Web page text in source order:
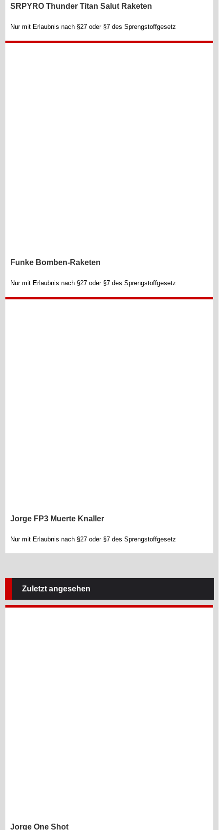
SRPYRO Thunder Titan Salut Raketen
Nur mit Erlaubnis nach §27 oder §7 des Sprengstoffgesetz
Funke Bomben-Raketen
Nur mit Erlaubnis nach §27 oder §7 des Sprengstoffgesetz
Jorge FP3 Muerte Knaller
Nur mit Erlaubnis nach §27 oder §7 des Sprengstoffgesetz
Zuletzt angesehen
Jorge One Shot